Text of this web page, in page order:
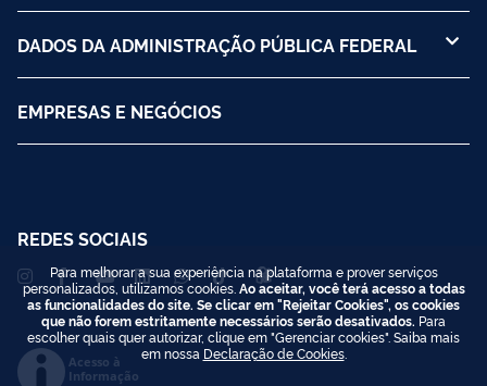
DADOS DA ADMINISTRAÇÃO PÚBLICA FEDERAL
EMPRESAS E NEGÓCIOS
REDES SOCIAIS
Acesso à
Informação
Para melhorar a sua experiência na plataforma e prover serviços
personalizados, utilizamos cookies. Ao aceitar, você terá acesso a todas
as funcionalidades do site. Se clicar em "Rejeitar Cookies", os cookies
que não forem estritamente necessários serão desativados. Para
escolher quais quer autorizar, clique em "Gerenciar cookies". Saiba mais
em nossa Declaração de Cookies.